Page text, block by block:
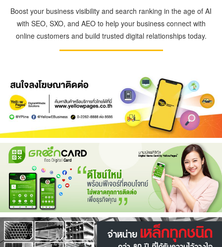
Boost your business visibility and search ranking in the age of AI
with SEO, SXO, and AEO to help your business connect with
online customers and build trusted digital relationships today.